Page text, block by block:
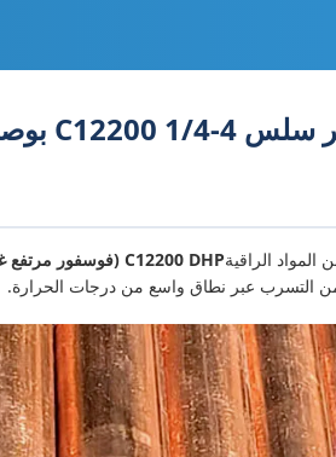
المواد الراقيةC12200 DHP (فوسفور مرتفع غير مكسور) النحاس
التسرب عبر نطاق واسع من درجات الحرارة.